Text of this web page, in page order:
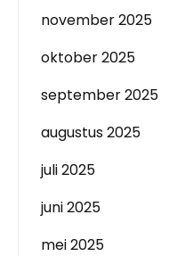
november 2025
oktober 2025
september 2025
augustus 2025
juli 2025
juni 2025
mei 2025